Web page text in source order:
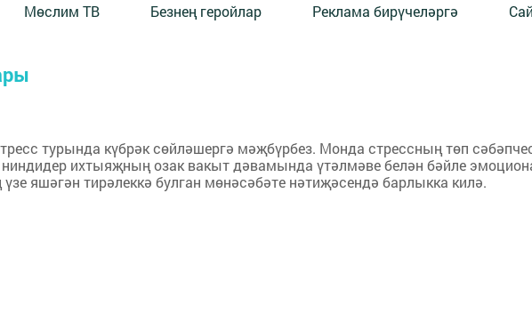
Мөслим ТВ Безнең геройлар Реклама бирүчеләргә
турында күбрәк сөйләшергә мәҗбүрбез. Монда стрессның төп
ихтыяҗның озак вакыт дәвамында үтәлмәве белән бәйле
үзе яшәгән тирәлеккә булган мөнәсәбәте нәтиҗәсендә барлыкка килә.